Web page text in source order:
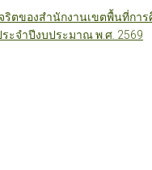
ตของสำนักงานเขตพื้นที่กา
ะจำปีงบประมาณ พ.ศ. 2569